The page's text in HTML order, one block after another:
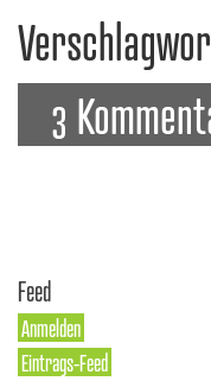
3
Feed
Anmelden
Eintrags-Feed